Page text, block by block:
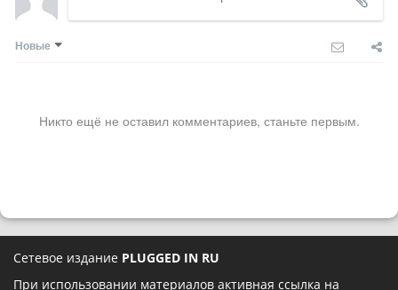
Новые
Никто ещё не оставил комментариев, станьте первым.
Сетевое издание PLUGGED IN RU
При использовании материалов активная ссылка на